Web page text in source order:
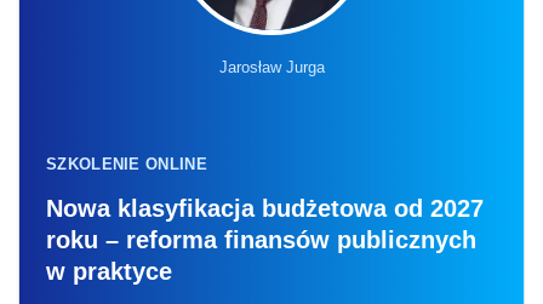
Jarosław Jurga
SZKOLENIE ONLINE
Nowa klasyfikacja budżetowa od 2027
roku – reforma finansów publicznych
w praktyce